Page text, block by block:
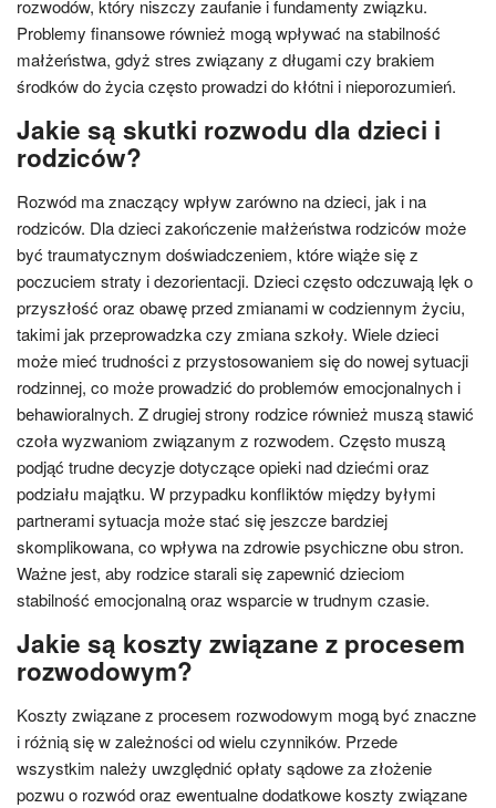
rozwodów, który niszczy zaufanie i fundamenty związku.
Problemy finansowe również mogą wpływać na stabilność
małżeństwa, gdyż stres związany z długami czy brakiem
środków do życia często prowadzi do kłótni i nieporozumień.
Jakie są skutki rozwodu dla dzieci i
rodziców?
Rozwód ma znaczący wpływ zarówno na dzieci, jak i na
rodziców. Dla dzieci zakończenie małżeństwa rodziców może
być traumatycznym doświadczeniem, które wiąże się z
poczuciem straty i dezorientacji. Dzieci często odczuwają lęk o
przyszłość oraz obawę przed zmianami w codziennym życiu,
takimi jak przeprowadzka czy zmiana szkoły. Wiele dzieci
może mieć trudności z przystosowaniem się do nowej sytuacji
rodzinnej, co może prowadzić do problemów emocjonalnych i
behawioralnych. Z drugiej strony rodzice również muszą stawić
czoła wyzwaniom związanym z rozwodem. Często muszą
podjąć trudne decyzje dotyczące opieki nad dziećmi oraz
podziału majątku. W przypadku konfliktów między byłymi
partnerami sytuacja może stać się jeszcze bardziej
skomplikowana, co wpływa na zdrowie psychiczne obu stron.
Ważne jest, aby rodzice starali się zapewnić dzieciom
stabilność emocjonalną oraz wsparcie w trudnym czasie.
Jakie są koszty związane z procesem
rozwodowym?
Koszty związane z procesem rozwodowym mogą być znaczne
i różnią się w zależności od wielu czynników. Przede
wszystkim należy uwzględnić opłaty sądowe za złożenie
pozwu o rozwód oraz ewentualne dodatkowe koszty związane